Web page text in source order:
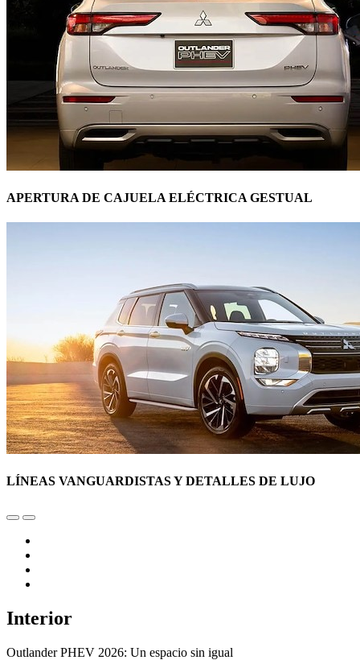
APERTURA DE CAJUELA ELÉCTRICA GESTUAL
LÍNEAS VANGUARDISTAS Y DETALLES DE LUJO
Interior
Outlander PHEV 2026: Un espacio sin igual